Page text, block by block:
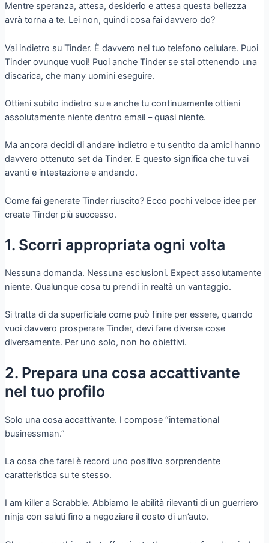
Mentre speranza, attesa, desiderio e attesa questa bellezza
avrà torna a te. Lei non, quindi cosa fai davvero do?
Vai indietro su Tinder. È davvero nel tuo telefono cellulare. Puoi
Tinder ovunque vuoi! Puoi anche Tinder se stai ottenendo una
discarica, che many uomini eseguire.
Ottieni subito indietro su e anche tu continuamente ottieni
assolutamente niente dentro email – quasi niente.
Ma ancora decidi di andare indietro e tu sentito da amici hanno
davvero ottenuto set da Tinder. E questo significa che tu vai
avanti e intestazione e andando.
Come fai generate Tinder riuscito? Ecco pochi veloce idee per
create Tinder più successo.
1. Scorri appropriata ogni volta
Nessuna domanda. Nessuna esclusioni. Expect assolutamente
niente. Qualunque cosa tu prendi in realtà un vantaggio.
Si tratta di da superficiale come può finire per essere, quando
vuoi davvero prosperare Tinder, devi fare diverse cose
diversamente. Per uno solo, non ho obiettivi.
2. Prepara una cosa accattivante
nel tuo profilo
Solo una cosa accattivante. I compose “international
businessman.”
La cosa che farei è record uno positivo sorprendente
caratteristica su te stesso.
I am killer a Scrabble. Abbiamo le abilità rilevanti di un guerriero
ninja con saluti fino a negoziare il costo di un’auto.